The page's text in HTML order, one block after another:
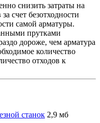
снизить затраты на
счет безотходности
самой арматуры.
прутками
дороже, чем арматура
количество
отходов к
станок 2,9 мб